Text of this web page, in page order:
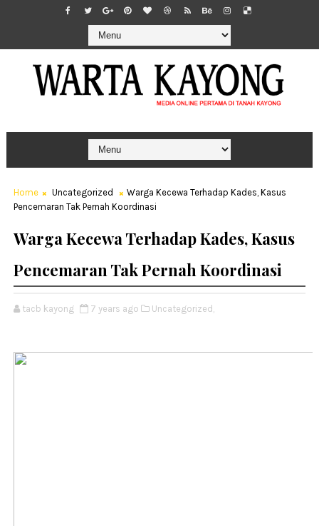
Home Uncategorized
Warga Kecewa Terhadap Kades, Kasus
Pencemaran Tak Pernah Koordinasi
Warga Kecewa Terhadap Kades, Kasus
Pencemaran Tak Pernah Koordinasi
tacb kayong 7 years ago Uncategorized,